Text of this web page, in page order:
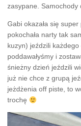
zasypane. Samochody
Gabi okazała się
pokochała narty tak
kuzyn) jeździli
poddawałyśmy i
śnieżny dzień jeździli
już nie chce z grupą
jeżdżenia off piste, to
trochę